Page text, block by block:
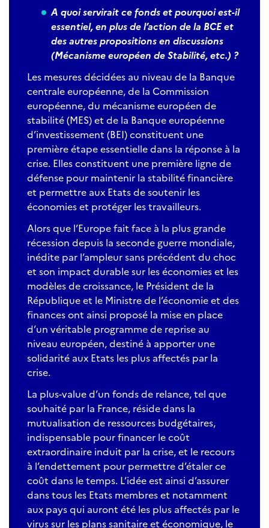
A quoi servirait ce fonds et pourquoi est-il
essentiel, en plus de l’action de la BCE et
des autres propositions en discussions
(Mécanisme européen de Stabilité, etc.) ?
Les mesures décidées au niveau de la Banque
centrale européenne, de la Commission
européenne, du mécanisme européen de
stabilité (MES) et de la Banque européenne
d’investissement (BEI) constituent une
première étape essentielle dans la réponse à la
crise. Elles constituent une première ligne de
défense pour maintenir la stabilité financière
et permettre aux Etats de soutenir les
économies et protéger les travailleurs.
Alors que l’Europe fait face à la plus grande
récession depuis la seconde guerre mondiale,
inédite par l’ampleur sans précédent du choc
et son impact durable sur les économies et les
modèles de croissance, le Président de la
République et le Ministre de l’économie et des
finances ont ainsi proposé la mise en place
d’un véritable programme de reprise au
niveau européen, destiné à apporter une
solidarité aux Etats les plus affectés par la
crise.
La plus-value d’un fonds de relance, tel que
souhaité par la France, réside dans la
mutualisation de ressources budgétaires,
indispensable pour financer le coût
extraordinaire induit par la crise, et le recours
à l’endettement pour permettre d’étaler ce
coût dans le temps. L’idée est ainsi d’assurer
dans tous les Etats membres et notamment
aux pays qui auront été les plus affectés par le
virus sur les plans sanitaire et économique, le